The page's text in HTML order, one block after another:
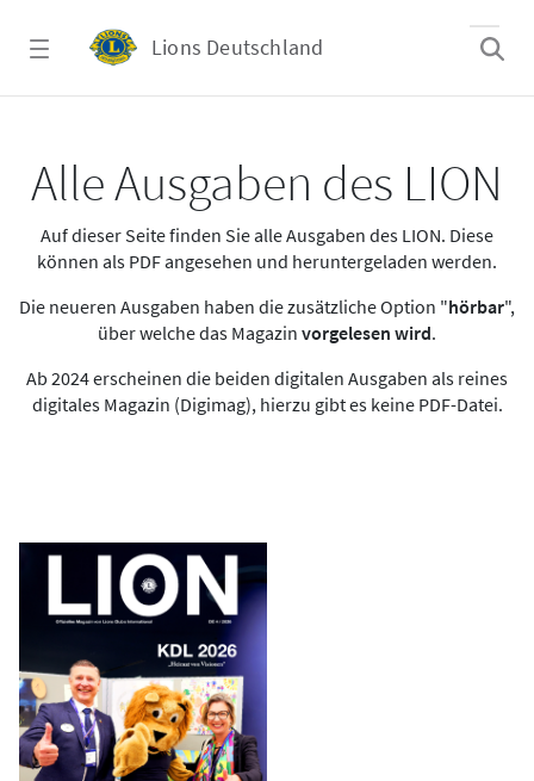
Lions Deutschland
Alle Ausgaben des LION
Auf dieser Seite finden Sie alle Ausgaben des LION. Diese
können als PDF angesehen und heruntergeladen werden.
Die neueren Ausgaben haben die zusätzliche Option "hörbar",
über welche das Magazin vorgelesen wird.
Ab 2024 erscheinen die beiden digitalen Ausgaben als reines
digitales Magazin (Digimag), hierzu gibt es keine PDF-Datei.